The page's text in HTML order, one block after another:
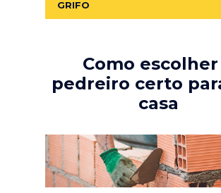
GRIFO
Como escolher
pedreiro certo
casa